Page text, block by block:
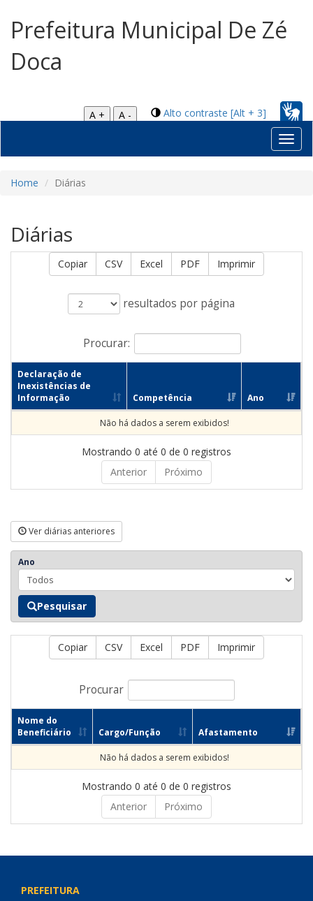
Prefeitura Municipal De Zé
Doca
Alto contraste [Alt + 3]
A +
A -
Home Diárias
Diárias
Copiar CSV Excel PDF Imprimir
resultados por página
Procurar:
Declaração de
Inexistências de
Informação
Competência Ano
Não há dados a serem exibidos!
Mostrando 0 até 0 de 0 registros
Anterior
Próximo
Ver diárias anteriores
Ano
Pesquisar
Copiar CSV Excel PDF Imprimir
Procurar
Nome do
Beneficiário
Cargo/Função Afastamento
Não há dados a serem exibidos!
Mostrando 0 até 0 de 0 registros
Anterior
Próximo
PREFEITURA